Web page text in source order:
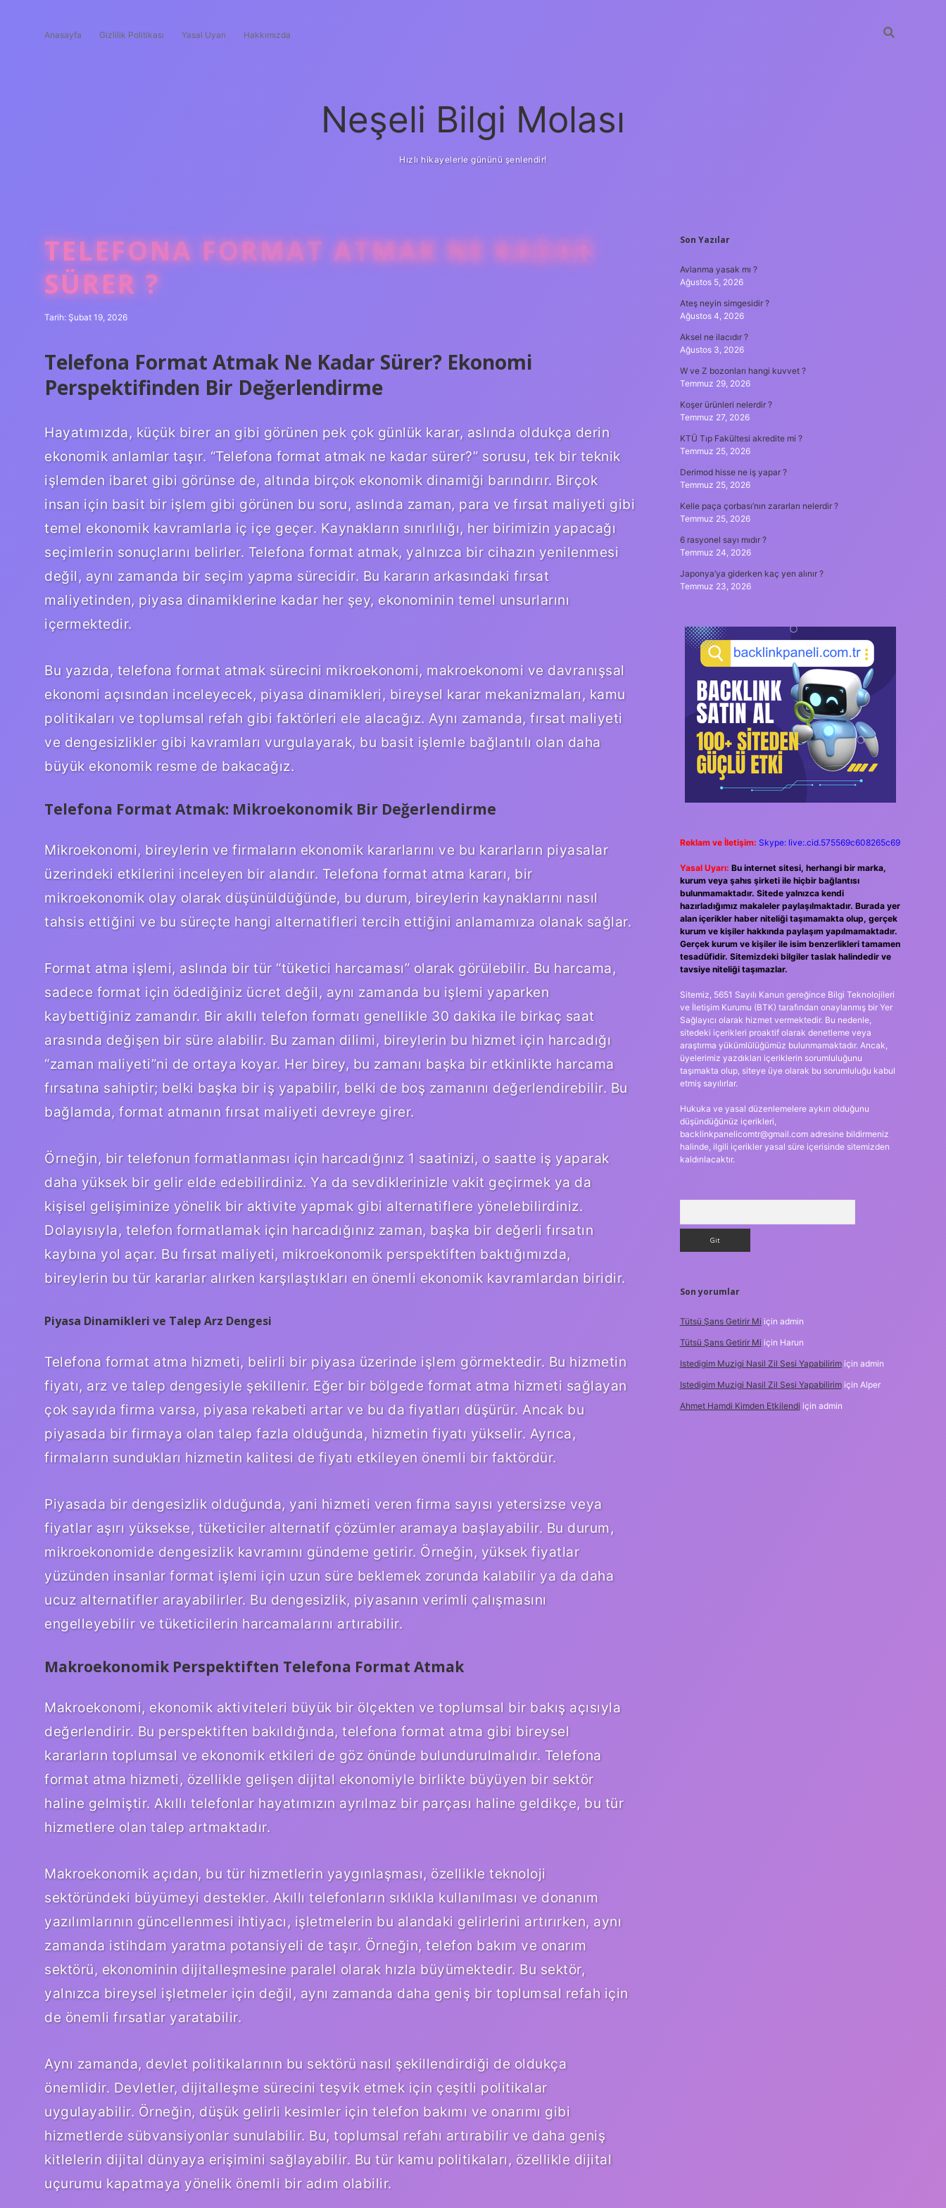
Anasayfa Gizlilik Politikası Yasal Uyarı Hakkımızda
Neşeli Bilgi Molası
Hızlı hikayelerle gününü şenlendir!
TELEFONA FORMAT ATMAK NE KADAR
SÜRER ?
Tarih: Şubat 19, 2026
Telefona Format Atmak Ne Kadar Sürer? Ekonomi
Perspektifinden Bir Değerlendirme
Hayatımızda, küçük birer an gibi görünen pek çok günlük karar, aslında oldukça derin
ekonomik anlamlar taşır. “Telefona format atmak ne kadar sürer?” sorusu, tek bir teknik
işlemden ibaret gibi görünse de, altında birçok ekonomik dinamiği barındırır. Birçok
insan için basit bir işlem gibi görünen bu soru, aslında zaman, para ve fırsat maliyeti gibi
temel ekonomik kavramlarla iç içe geçer. Kaynakların sınırlılığı, her birimizin yapacağı
seçimlerin sonuçlarını belirler. Telefona format atmak, yalnızca bir cihazın yenilenmesi
değil, aynı zamanda bir seçim yapma sürecidir. Bu kararın arkasındaki fırsat
maliyetinden, piyasa dinamiklerine kadar her şey, ekonominin temel unsurlarını
içermektedir.
Bu yazıda, telefona format atmak sürecini mikroekonomi, makroekonomi ve davranışsal
ekonomi açısından inceleyecek, piyasa dinamikleri, bireysel karar mekanizmaları, kamu
politikaları ve toplumsal refah gibi faktörleri ele alacağız. Aynı zamanda, fırsat maliyeti
ve dengesizlikler gibi kavramları vurgulayarak, bu basit işlemle bağlantılı olan daha
büyük ekonomik resme de bakacağız.
Telefona Format Atmak: Mikroekonomik Bir Değerlendirme
Mikroekonomi, bireylerin ve firmaların ekonomik kararlarını ve bu kararların piyasalar
üzerindeki etkilerini inceleyen bir alandır. Telefona format atma kararı, bir
mikroekonomik olay olarak düşünüldüğünde, bu durum, bireylerin kaynaklarını nasıl
tahsis ettiğini ve bu süreçte hangi alternatifleri tercih ettiğini anlamamıza olanak sağlar.
Format atma işlemi, aslında bir tür “tüketici harcaması” olarak görülebilir. Bu harcama,
sadece format için ödediğiniz ücret değil, aynı zamanda bu işlemi yaparken
kaybettiğiniz zamandır. Bir akıllı telefon formatı genellikle 30 dakika ile birkaç saat
arasında değişen bir süre alabilir. Bu zaman dilimi, bireylerin bu hizmet için harcadığı
“zaman maliyeti”ni de ortaya koyar. Her birey, bu zamanı başka bir etkinlikte harcama
fırsatına sahiptir; belki başka bir iş yapabilir, belki de boş zamanını değerlendirebilir. Bu
bağlamda, format atmanın fırsat maliyeti devreye girer.
Örneğin, bir telefonun formatlanması için harcadığınız 1 saatinizi, o saatte iş yaparak
daha yüksek bir gelir elde edebilirdiniz. Ya da sevdiklerinizle vakit geçirmek ya da
kişisel gelişiminize yönelik bir aktivite yapmak gibi alternatiflere yönelebilirdiniz.
Dolayısıyla, telefon formatlamak için harcadığınız zaman, başka bir değerli fırsatın
kaybına yol açar. Bu fırsat maliyeti, mikroekonomik perspektiften baktığımızda,
bireylerin bu tür kararlar alırken karşılaştıkları en önemli ekonomik kavramlardan biridir.
Piyasa Dinamikleri ve Talep Arz Dengesi
Telefona format atma hizmeti, belirli bir piyasa üzerinde işlem görmektedir. Bu hizmetin
fiyatı, arz ve talep dengesiyle şekillenir. Eğer bir bölgede format atma hizmeti sağlayan
çok sayıda firma varsa, piyasa rekabeti artar ve bu da fiyatları düşürür. Ancak bu
piyasada bir firmaya olan talep fazla olduğunda, hizmetin fiyatı yükselir. Ayrıca,
firmaların sundukları hizmetin kalitesi de fiyatı etkileyen önemli bir faktördür.
Piyasada bir dengesizlik olduğunda, yani hizmeti veren firma sayısı yetersizse veya
fiyatlar aşırı yüksekse, tüketiciler alternatif çözümler aramaya başlayabilir. Bu durum,
mikroekonomide dengesizlik kavramını gündeme getirir. Örneğin, yüksek fiyatlar
yüzünden insanlar format işlemi için uzun süre beklemek zorunda kalabilir ya da daha
ucuz alternatifler arayabilirler. Bu dengesizlik, piyasanın verimli çalışmasını
engelleyebilir ve tüketicilerin harcamalarını artırabilir.
Makroekonomik Perspektiften Telefona Format Atmak
Makroekonomi, ekonomik aktiviteleri büyük bir ölçekten ve toplumsal bir bakış açısıyla
değerlendirir. Bu perspektiften bakıldığında, telefona format atma gibi bireysel
kararların toplumsal ve ekonomik etkileri de göz önünde bulundurulmalıdır. Telefona
format atma hizmeti, özellikle gelişen dijital ekonomiyle birlikte büyüyen bir sektör
haline gelmiştir. Akıllı telefonlar hayatımızın ayrılmaz bir parçası haline geldikçe, bu tür
hizmetlere olan talep artmaktadır.
Makroekonomik açıdan, bu tür hizmetlerin yaygınlaşması, özellikle teknoloji
sektöründeki büyümeyi destekler. Akıllı telefonların sıklıkla kullanılması ve donanım
yazılımlarının güncellenmesi ihtiyacı, işletmelerin bu alandaki gelirlerini artırırken, aynı
zamanda istihdam yaratma potansiyeli de taşır. Örneğin, telefon bakım ve onarım
sektörü, ekonominin dijitalleşmesine paralel olarak hızla büyümektedir. Bu sektör,
yalnızca bireysel işletmeler için değil, aynı zamanda daha geniş bir toplumsal refah için
de önemli fırsatlar yaratabilir.
Aynı zamanda, devlet politikalarının bu sektörü nasıl şekillendirdiği de oldukça
önemlidir. Devletler, dijitalleşme sürecini teşvik etmek için çeşitli politikalar
uygulayabilir. Örneğin, düşük gelirli kesimler için telefon bakımı ve onarımı gibi
hizmetlerde sübvansiyonlar sunulabilir. Bu, toplumsal refahı artırabilir ve daha geniş
kitlelerin dijital dünyaya erişimini sağlayabilir. Bu tür kamu politikaları, özellikle dijital
uçurumu kapatmaya yönelik önemli bir adım olabilir.
SIDEBAR
Son Yazılar
Avlanma yasak mı ?
Ağustos 5, 2026
Ateş neyin simgesidir ?
Ağustos 4, 2026
Aksel ne ilacıdır ?
Ağustos 3, 2026
W ve Z bozonları hangi kuvvet ?
Temmuz 29, 2026
Koşer ürünleri nelerdir ?
Temmuz 27, 2026
KTÜ Tıp Fakültesi akredite mi ?
Temmuz 25, 2026
Derimod hisse ne iş yapar ?
Temmuz 25, 2026
Kelle paça çorbası’nın zararları nelerdir ?
Temmuz 25, 2026
6 rasyonel sayı mıdır ?
Temmuz 24, 2026
Japonya’ya giderken kaç yen alınır ?
Temmuz 23, 2026
Reklam ve İletişim: Skype: live:.cid.575569c608265c69
Yasal Uyarı: Bu internet sitesi, herhangi bir marka,
kurum veya şahıs şirketi ile hiçbir bağlantısı
bulunmamaktadır. Sitede yalnızca kendi
hazırladığımız makaleler paylaşılmaktadır. Burada yer
alan içerikler haber niteliği taşımamakta olup, gerçek
kurum ve kişiler hakkında paylaşım yapılmamaktadır.
Gerçek kurum ve kişiler ile isim benzerlikleri tamamen
tesadüfidir. Sitemizdeki bilgiler taslak halindedir ve
tavsiye niteliği taşımazlar.
Sitemiz, 5651 Sayılı Kanun gereğince Bilgi Teknolojileri
ve İletişim Kurumu (BTK) tarafından onaylanmış bir Yer
Sağlayıcı olarak hizmet vermektedir. Bu nedenle,
sitedeki içerikleri proaktif olarak denetleme veya
araştırma yükümlülüğümüz bulunmamaktadır. Ancak,
üyelerimiz yazdıkları içeriklerin sorumluluğunu
taşımakta olup, siteye üye olarak bu sorumluluğu kabul
etmiş sayılırlar.
Hukuka ve yasal düzenlemelere aykırı olduğunu
düşündüğünüz içerikleri,
backlinkpanelicomtr@gmail.comadresine bildirmeniz
halinde, ilgili içerikler yasal süre içerisinde sitemizden
kaldırılacaktır.
Son yorumlar
Tütsü Şans Getirir Mi için admin
Tütsü Şans Getirir Mi için Harun
Istedigim Muzigi Nasil Zil Sesi Yapabilirimiçin admin
Istedigim Muzigi Nasil Zil Sesi Yapabilirimiçin Alper
Ahmet Hamdi Kimden Etkilendi için admin